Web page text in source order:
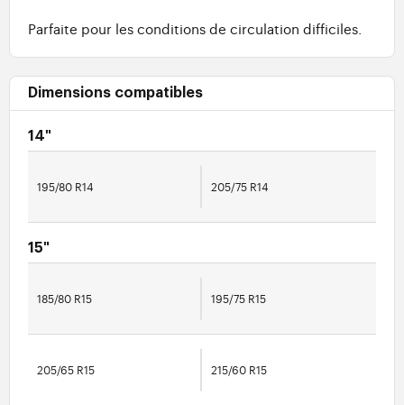
Parfaite pour les conditions de circulation difficiles.
Dimensions compatibles
14"
195/80 R14 205/75 R14
15"
185/80 R15 195/75 R15
205/65 R15 215/60 R15